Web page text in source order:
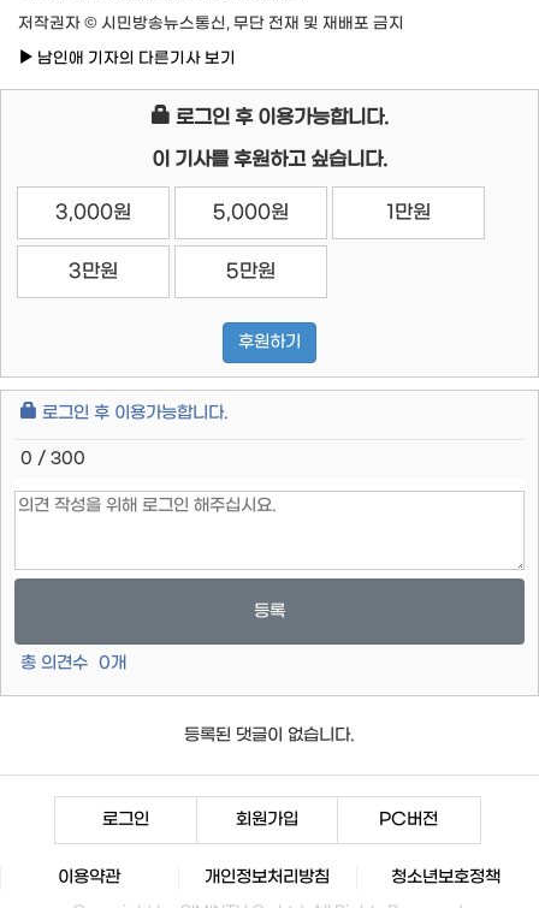
저작권자 © 시민방송뉴스통신, 무단 전재 및 재배포 금지
남인애 기자의 다른기사 보기
로그인 후 이용가능합니다.
이 기사를 후원하고 싶습니다.
3,000원 5,000원 1만원
3만원 5만원
후원하기
로그인 후 이용가능합니다.
0 / 300
등록
총 의견수 0개
등록된 댓글이 없습니다.
로그인 회원가입 PC버전
이용약관 개인정보처리방침 청소년보호정책